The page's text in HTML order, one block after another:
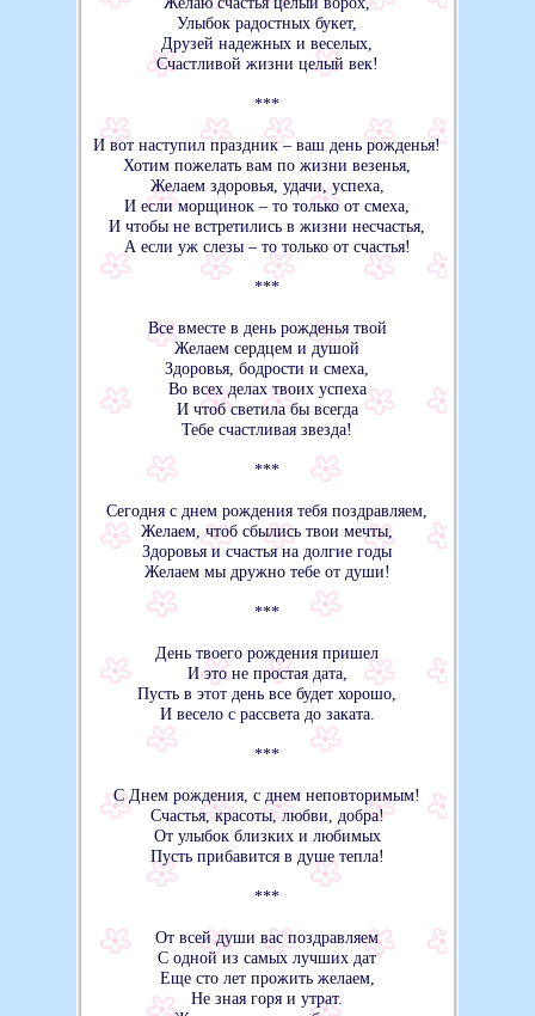
Улыбок радостных букет,
Друзей надежных и веселых,
Счастливой жизни целый век!
***
И вот наступил праздник – ваш день рожденья!
Хотим пожелать вам по жизни везенья,
Желаем здоровья, удачи, успеха,
И если морщинок – то только от смеха,
И чтобы не встретились в жизни несчастья,
А если уж слезы – то только от счастья!
***
Все вместе в день рожденья твой
Желаем сердцем и душой
Здоровья, бодрости и смеха,
Во всех делах твоих успеха
И чтоб светила бы всегда
Тебе счастливая звезда!
***
Сегодня с днем рождения тебя поздравляем,
Желаем, чтоб сбылись твои мечты,
Здоровья и счастья на долгие годы
Желаем мы дружно тебе от души!
***
День твоего рождения пришел
И это не простая дата,
Пусть в этот день все будет хорошо,
И весело с рассвета до заката.
***
С Днем рождения, с днем неповторимым!
Счастья, красоты, любви, добра!
От улыбок близких и любимых
Пусть прибавится в душе тепла!
***
От всей души вас поздравляем
С одной из самых лучших дат
Еще сто лет прожить желаем,
Не зная горя и утрат.